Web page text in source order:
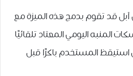
ﻗﺪ تقوم بدمج هذه الميزة ﻣﻊ
ﺍﻟﻤﻨﺒﻪ ﺍﻟﻴﻮﻣﻲ ﺍﻟﻤﻌﺘﺎﺩ ﺗﻠﻘﺎﺋﻴًﺎ
ﺍﻟﻤﺴﺘﺨﺪﻡ ﺑﺎﻛﺮًﺍ ﻗﺒﻞ